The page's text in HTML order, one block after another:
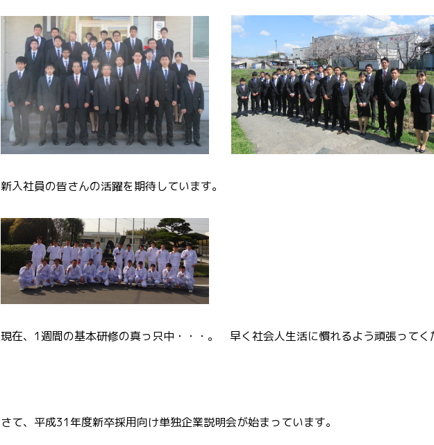
新入社員の皆さんの活躍を期待しています。
現在、1週間の基本研修の真っ只中・・・。 早く社会人生活に慣れるよう頑張ってく
さて、平成31年度新卒採用向け単独企業説明会が始まっています。